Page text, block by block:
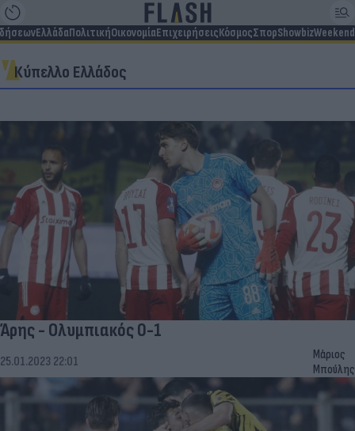
ΕλλάδαΠολιτικήΟικονομίαΕπιχειρήσειςΚόσμοςΣπορShowbizWeekend
Κύπελλο Ελλάδος
Άρης - Ολυμπιακός 0-1
25.01.2023 22:01
Μάριος
Μπούλης